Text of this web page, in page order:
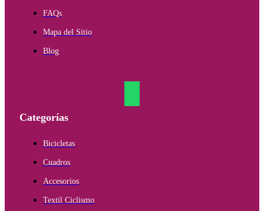
FAQs
Mapa del Sitio
Blog
Categorías
Bicicletas
Cuadros
Accesorios
Textil Ciclismo